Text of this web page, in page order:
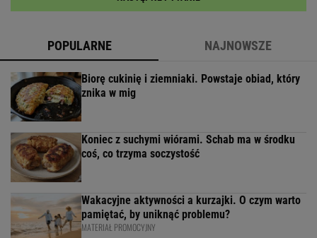
POPULARNE NAJNOWSZE
Biorę cukinię i ziemniaki. Powstaje obiad, który
znika w mig
Koniec z suchymi wiórami. Schab ma w środku
coś, co trzyma soczystość
Wakacyjne aktywności a kurzajki. O czym warto
pamiętać, by uniknąć problemu?
MATERIAŁ PROMOCYJNY